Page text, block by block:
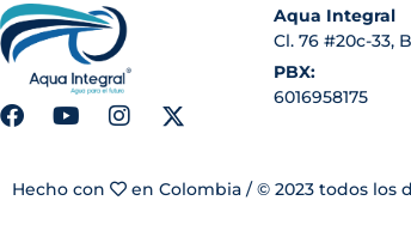
Aqua Integral
Cl. 76 #20c-33,
PBX:
6016958175
Hecho con en Colombia / © 2023 todos los